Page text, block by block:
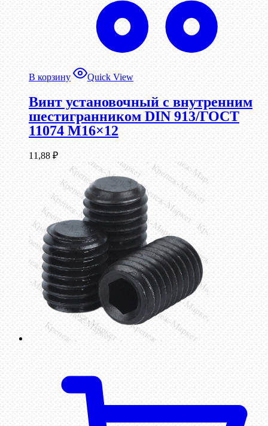
В корзину Quick View
Винт установочный с внутренним
шестигранником DIN 913/ГОСТ
11074 М16×12
11,88 ₽